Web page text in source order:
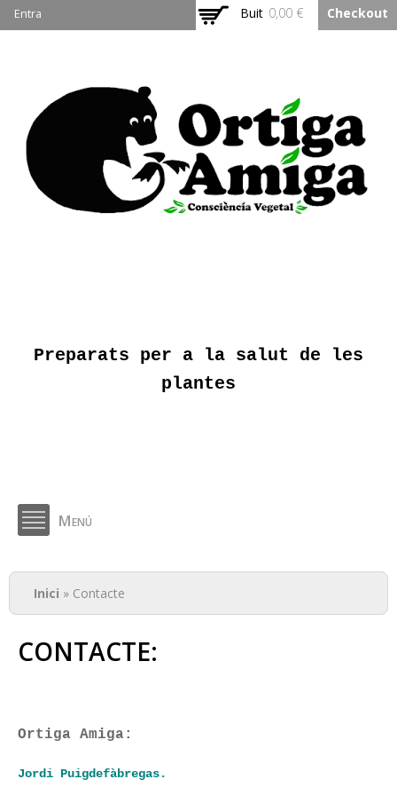
contingut
Entra Buit 0,00 € Checkout
Preparats per a la salut de les
plantes
Menú
Esteu aquí
Inici » Contacte
CONTACTE:
Ortiga Amiga:
Jordi Puigdefàbregas.